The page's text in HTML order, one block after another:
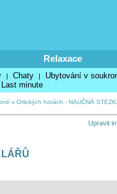
Relaxace
| Chaty | Ubytování v
Last minute
v Orlických horách - NAUČNÁ
Upravit